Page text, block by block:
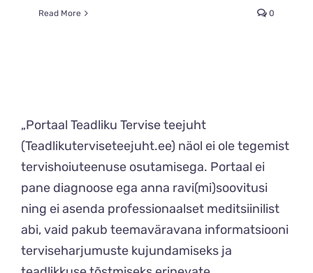
Read More 0
„Portaal Teadliku Tervise teejuht
(Teadlikuterviseteejuht.ee) näol ei ole tegemist
tervishoiuteenuse osutamisega. Portaal ei
pane diagnoose ega anna ravi(mi)soovitusi
ning ei asenda professionaalset meditsiinilist
abi, vaid pakub teemaväravana informatsiooni
terviseharjumuste kujundamiseks ja